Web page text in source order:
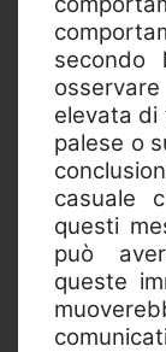
secondo
elevata di
palese o
casuale
questi
può
queste